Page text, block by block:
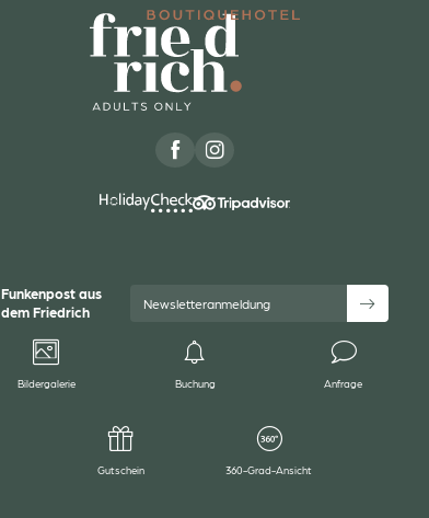
Funkenpost aus
dem Friedrich
Newsletteranmeldung
Bildergalerie Buchung Anfrage
Gutschein 360-Grad-Ansicht